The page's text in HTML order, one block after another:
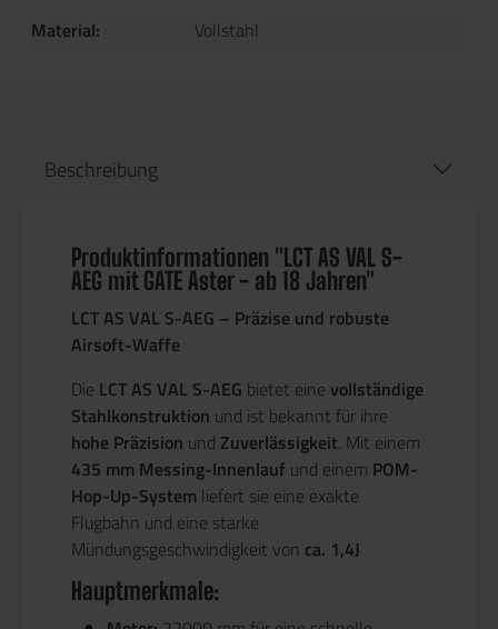
Material:
Vollstahl
Beschreibung
Produktinformationen "LCT AS VAL S-
AEG mit GATE Aster - ab 18 Jahren"
LCT AS VAL S-AEG – Präzise und robuste
Airsoft-Waffe
Die LCT AS VAL S-AEG bietet eine vollständige
Stahlkonstruktion und ist bekannt für ihre
hohe Präzision und Zuverlässigkeit. Mit einem
435 mm Messing-Innenlauf und einem POM-
Hop-Up-System liefert sie eine exakte
Flugbahn und eine starke
Mündungsgeschwindigkeit von ca. 1,4J
Hauptmerkmale: